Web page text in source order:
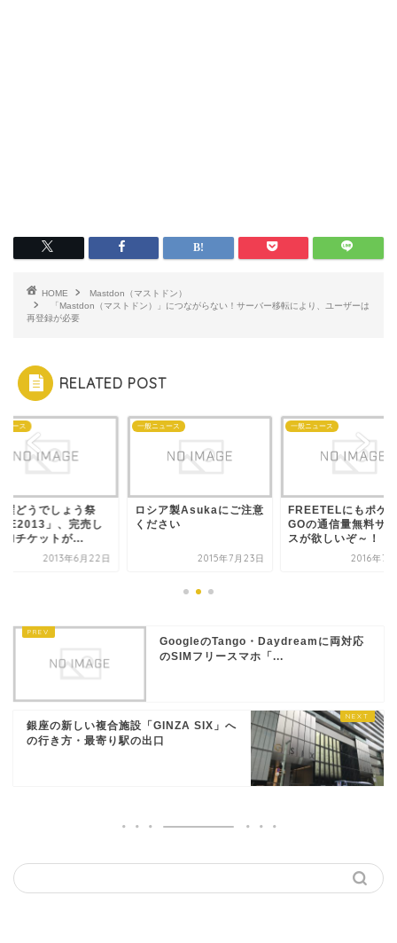
HOME
Mastdon（マストドン）
「Mastdon（マストドン）」につながらない！サーバー移転により、ユーザーは
再登録が必要
RELATED POST
ュース
曜どうでしょう祭
」、完売し
加チケットが...
2013年6月22日
一般ニュース
ロシア製Asukaにご注意
ください
2015年7月23日
一般ニュース
FREETELにもポケ
GOの通信量無料サ
スが欲しいぞ～！
2016年7
GoogleのTango・Daydreamに両対応
のSIMフリースマホ「...
銀座の新しい複合施設「GINZA SIX」へ
の行き方・最寄り駅の出口